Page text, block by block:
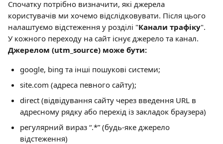
Спочатку потрібно визначити, які джерела
користувачів ми хочемо відслідковувати. Після цього
налаштуємо відстеження у розділі "Канали трафіку".
У кожного переходу на сайт існує джерело та канал.
Джерелом (utm_source) може бути:
google, bing та інші пошукові системи;
site.com (адреса певного сайту);
direct (відвідування сайту через введення URL в
адресному рядку або перехід із закладок браузера)
регулярний вираз “.*” (будь-яке джерело
відстеження)